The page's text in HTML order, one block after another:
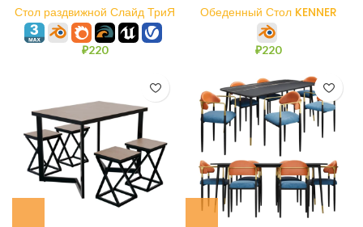
Стол раздвижной Слайд ТриЯ
₽220
Обеденный Стол KENNER
ME1600
₽220